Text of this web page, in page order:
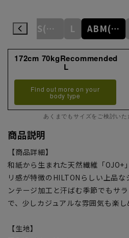
ABS(WideS) L ABM(WideM)
172cm 70kgRecommended
L
Find out more on your
body type
あくまでもサイズをご検討いた
商品説明
【商品詳細】
和紙から生まれた天然繊維「OJO+
リ感が特徴のHILTONらしい上品な
ンテージ加工と汗ばむ季節でもサ
で、少しカジュアルな雰囲気も楽し
【生地】